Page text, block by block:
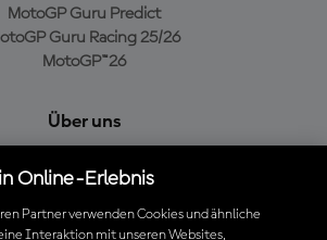
MotoGP Guru Predict
Guru Racing 25/26
MotoGP™26
Über uns
Cookie-Richtlinien
Geschäftsbedingungen
Online-Erlebnis
Partner verwenden Cookies und ähnliche
Interaktion mit unseren Websites,